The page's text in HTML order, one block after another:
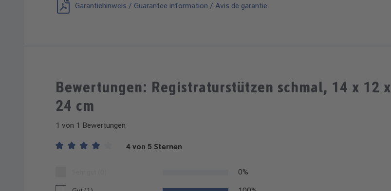
Garantiehinweis / Guarantee information / Avis de garantie
Bewertungen: Registraturstützen schmal, 14 x 12 x
24 cm
1 von 1 Bewertungen
4 von 5 Sternen
0%